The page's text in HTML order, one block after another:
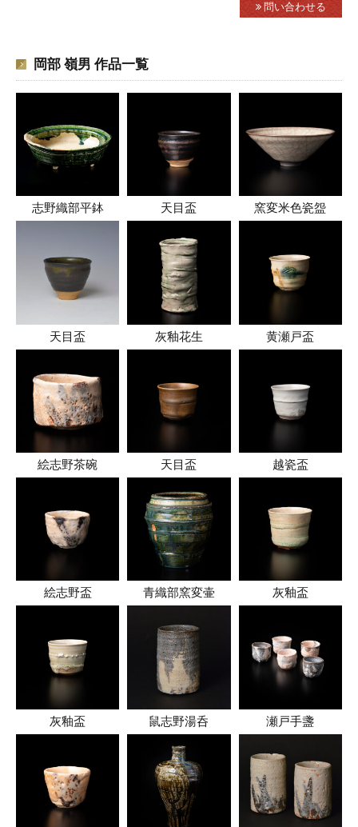
問い合わせる
岡部 嶺男 作品一覧
志野織部平鉢 天目盃 窯変米色瓷盌
天目盃 灰釉花生 黄瀬戸盃
絵志野茶碗 天目盃 越瓷盃
絵志野盃 青織部窯変壷 灰釉盃
灰釉盃 鼠志野湯呑 瀬戸手盞